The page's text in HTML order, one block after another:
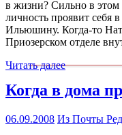
в жизни? Сильно в
личность проявит себя
Ильюшину. Когда-то
Приозерском отделе
Читать далее
Когда в дома
06.09.2008 Из Почты